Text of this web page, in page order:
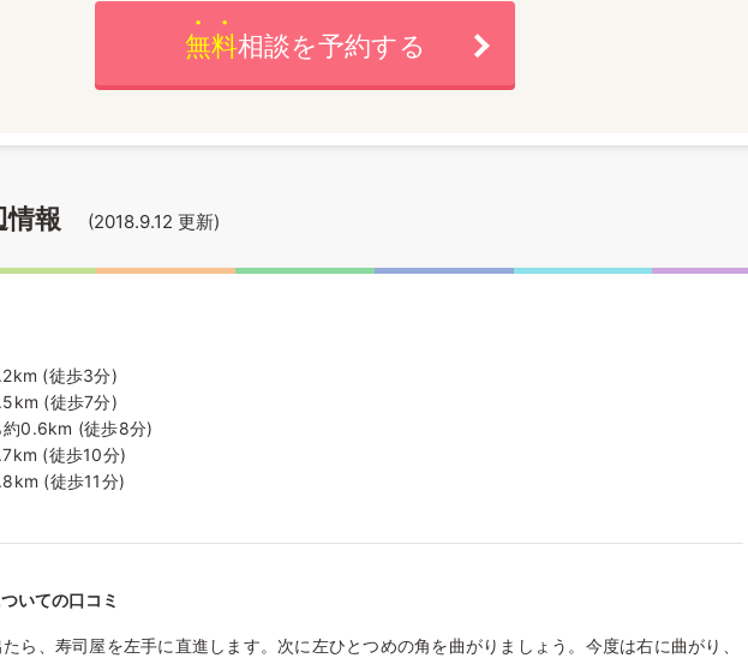
無料相談を予約する
情報 (2018.9.12 更新)
(徒歩3分)
(徒歩7分)
約0.6km (徒歩8分)
(徒歩10分)
(徒歩11分)
いての口コミ
ら、寿司屋を左手に直進します。次に左ひとつめの角を曲がりましょう。今度は右に曲がり、